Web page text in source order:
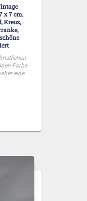
x 7 cm,
Kreuz,
Farbe
eine